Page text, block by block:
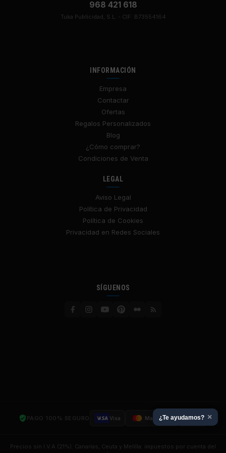
968 421 618
Tuka Publicidad, S.L. - CIF: B73554164
INFORMACIÓN
Empresa
Contactar
Ofertas
Regalos Personalizados
Blog
¿Cómo comprar?
Condiciones de Venta
LEGAL
Aviso Legal
Política de Privacidad
Política de Cookies
Privacidad en Redes Sociales
SÍGUENOS
PAGO 100% SEGURO Visa Mastercard SSL
Precios sin I.V.A (21%). Canarias, Ceuta y Melilla: impuestos por cuenta del
¿Te ayudamos? ×